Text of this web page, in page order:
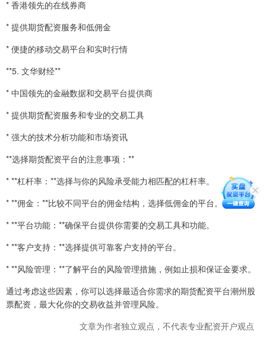
* 香港领先的在线券商
* 提供期货配资服务和低佣金
* 便捷的移动交易平台和实时行情
**5. 文华财经**
* 中国领先的金融数据和交易平台提供商
* 提供期货配资服务和专业的交易工具
* 强大的技术分析功能和市场资讯
**选择期货配资平台的注意事项：**
* **杠杆率：**选择与你的风险承受能力相匹配的杠杆率。
* **佣金：**比较不同平台的佣金结构，选择低佣金的平台。
* **平台功能：**确保平台提供你需要的交易工具和功能。
* **客户支持：**选择提供可靠客户支持的平台。
* **风险管理：**了解平台的风险管理措施，例如止损和保证金要求。
通过考虑这些因素，你可以选择最适合你需求的期货配资平台潮州股
票配资，最大化你的交易收益并管理风险。
文章为作者独立观点，不代表专业配资开户观点